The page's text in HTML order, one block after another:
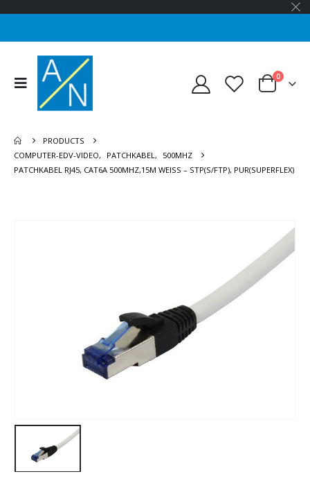
0
PRODUCTS
COMPUTER-EDV-VIDEO, PATCHKABEL,
500MHZ
PATCHKABEL RJ45, CAT6A 500MHZ,15M WEISS – STP(S/FTP), PUR(SUPERFLEX)